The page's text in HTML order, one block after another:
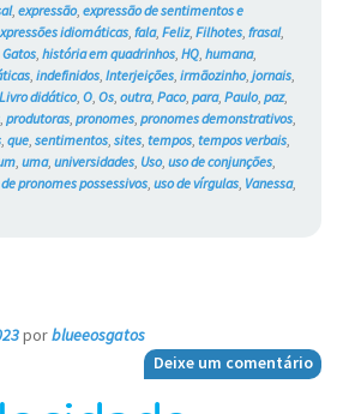
, expressão, expressão de sentimentos e
idiomáticas, fala, Feliz, Filhotes, frasal,
Gatos, história em quadrinhos, HQ, humana,
, indefinidos, Interjeições, irmãozinho, jornais,
Livro didático, O, Os, outra, Paco, para, Paulo, paz,
, produtoras, pronomes, pronomes demonstrativos,
, que, sentimentos, sites, tempos, tempos verbais,
, uma, universidades, Uso, uso de conjunções,
de pronomes possessivos, uso de vírgulas, Vanessa,
porblueeosgatos
Deixe um comentário